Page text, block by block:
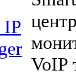
IP
VoIP